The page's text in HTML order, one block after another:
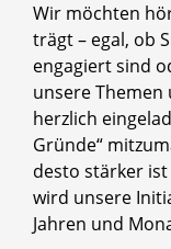
Wir möchten
trägt – egal, ob
engagiert sind
unsere Themen
herzlich
Gründe“
desto stärker
wird unsere
Jahren und